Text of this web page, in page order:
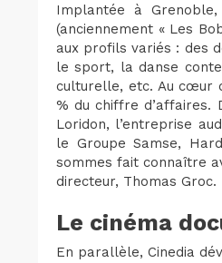
Implantée à
(anciennement « Les
aux profils variés : des
le sport, la danse
culturelle, etc. Au cœur
% du chiffre d’affaires.
Loridon, l’entreprise
le Groupe Samse,
sommes fait connaître
directeur, Thomas Groc.
Le cinéma
En parallèle, Cinedia